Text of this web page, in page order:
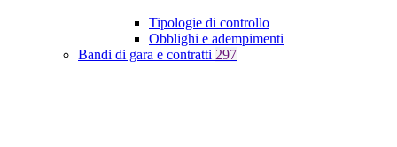
Tipologie di controllo
Obblighi e adempimenti
Bandi di gara e contratti 297